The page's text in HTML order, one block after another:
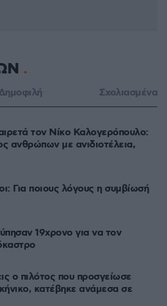
Σχολιασμένα
τον Νίκο Καλογερόπουλο:
Για ποιους λόγους η συμβίωσή
19χρονο για να τον
ο πιλότος που προσγείωσε
κατέβηκε ανάμεσα σε